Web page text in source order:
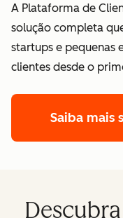
A Plataforma de
solução completa
startups e pequenas
clientes desde o
Saiba mais